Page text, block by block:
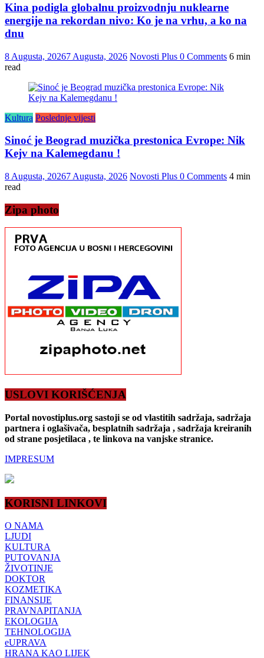
Kina podigla globalnu proizvodnju nuklearne
energije na rekordan nivo: Ko je na vrhu, a ko na
dnu
8 Augusta, 20267 Augusta, 2026 Novosti Plus 0 Comments 6 min
read
Kultura Poslednje vijesti
Sinoć je Beograd muzička prestonica Evrope: Nik
Kejv na Kalemegdanu !
8 Augusta, 20267 Augusta, 2026 Novosti Plus 0 Comments 4 min
read
Zipa photo
USLOVI KORIŠĆENJA
Portal novostiplus.org sastoji se od vlastitih sadržaja, sadržaja
partnera i oglašivača, besplatnih sadržaja , sadržaja kreiranih
od strane posjetilaca , te linkova na vanjske stranice.
IMPRESUM
KORISNI LINKOVI
O NAMA
LJUDI
KULTURA
PUTOVANJA
ŽIVOTINJE
DOKTOR
KOZMETIKA
FINANSIJE
PRAVNAPITANJA
EKOLOGIJA
TEHNOLOGIJA
eUPRAVA
HRANA KAO LIJEK